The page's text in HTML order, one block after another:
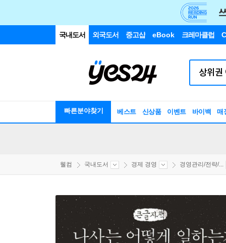
국내도서 외국도서 중고샵 eBook 크레마클럽
빠른분야찾기 베스트 신상품 이벤트 바이백 매
웰컴 국내도서 경제 경영 경영관리/전략/...